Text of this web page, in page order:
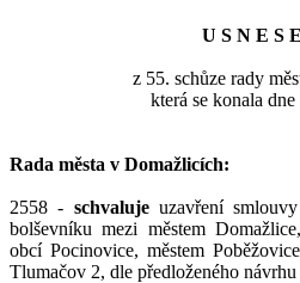
U S N E S
z 55. schůze rady
která se konala
Rada města v Domažlicích:
2558 - schvaluje uzavření
bolševníku mezi městem
obcí Pocinovice, městem
Tlumačov 2, dle předloženého